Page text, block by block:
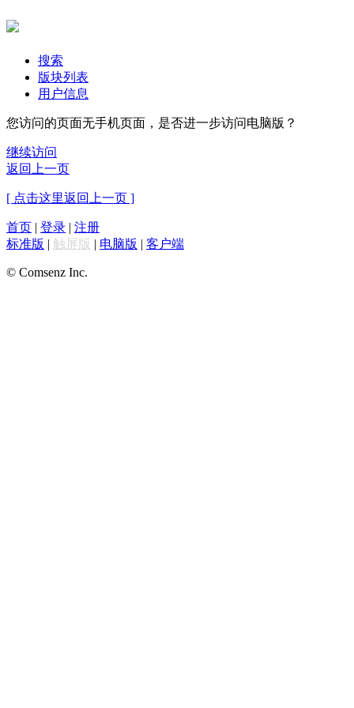
搜索
版块列表
用户信息
您访问的页面无手机页面，是否进一步访问电脑版？
继续访问
返回上一页
[ 点击这里返回上一页 ]
首页 | 登录 | 注册
标准版 | 触屏版 | 电脑版 | 客户端
© Comsenz Inc.